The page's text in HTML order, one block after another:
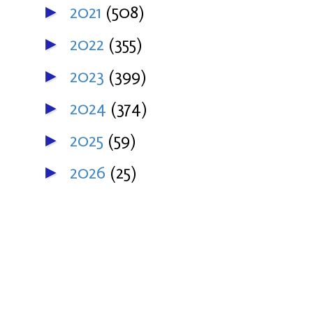
► 2021 (508)
► 2022 (355)
► 2023 (399)
► 2024 (374)
► 2025 (59)
► 2026 (25)